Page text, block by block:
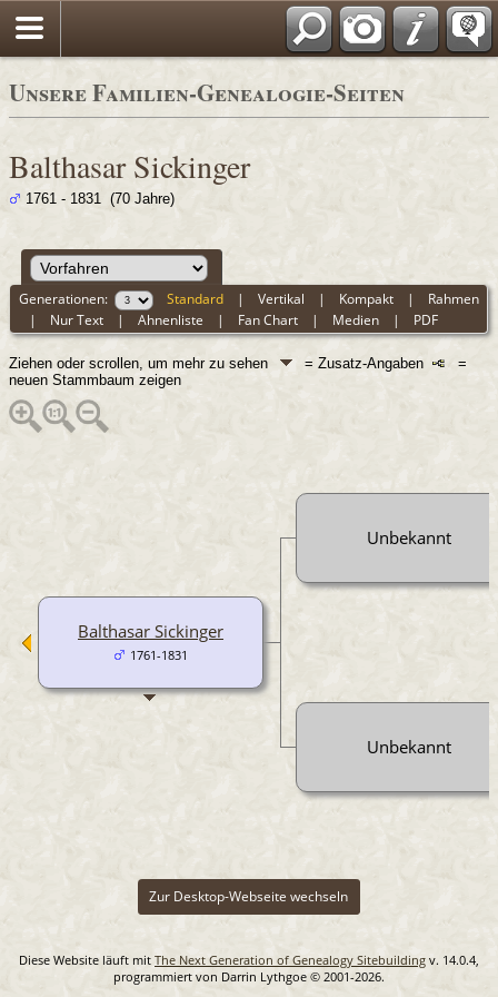
Unsere Familien-Genealogie-Seiten
Balthasar Sickinger
1761 - 1831 (70 Jahre)
Generationen: Standard |Vertikal | Kompakt | Rahmen
| Nur Text |Ahnenliste | Fan Chart | Medien | PDF
Ziehen oder scrollen, um mehr zu sehen = Zusatz-Angaben
=
neuen Stammbaum zeigen
Balthasar Sickinger
1761-1831
Unbekannt
Unbekannt
Zur Desktop-Webseite wechseln
Diese Website läuft mit The Next Generation of Genealogy Sitebuilding v. 14.0.4,
programmiert von Darrin Lythgoe © 2001-2026.